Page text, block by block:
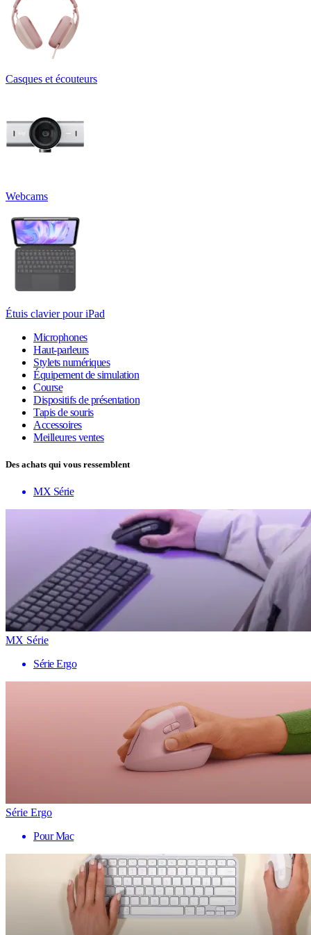
Casques et écouteurs
Webcams
Étuis clavier pour iPad
Microphones
Haut-parleurs
Stylets numériques
Équipement de simulation
Course
Dispositifs de présentation
Tapis de souris
Accessoires
Meilleures ventes
Des achats qui vous ressemblent
MX Série
MX Série
Série Ergo
Série Ergo
Pour Mac